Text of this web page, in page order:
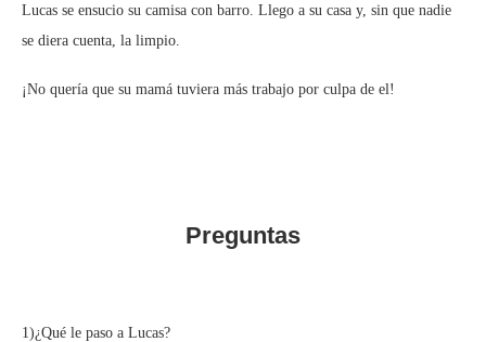
Lucas se ensucio su camisa con barro. Llego a su casa y, sin que nadie
se diera cuenta, la limpio.
¡No quería que su mamá tuviera más trabajo por culpa de el!
Preguntas
1)¿Qué le paso a Lucas?